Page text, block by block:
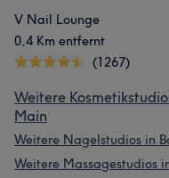
V Nail Lounge
0,4 Km entfernt
(1267)
Weitere
Main
Weitere Nagelstudios in
Weitere Massagestudios